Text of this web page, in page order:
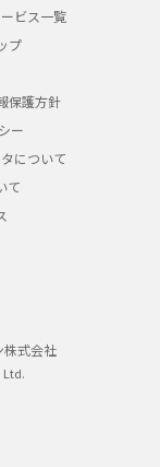
ビス一覧
プ
保護方針
ー
について
て
株式会社
Ltd.